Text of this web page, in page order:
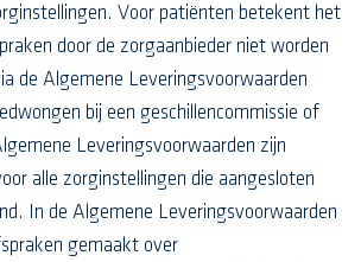
Voor patiënten betekent het
door de zorgaanbieder niet worden
de Algemene Leveringsvoorwaarden
bij een geschillencommissie of
Leveringsvoorwaarden zijn
alle zorginstellingen die aangesloten
In de Algemene Leveringsvoorwaarden
gemaakt over